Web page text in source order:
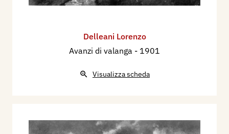
Delleani Lorenzo
Avanzi di valanga - 1901
Visualizza scheda